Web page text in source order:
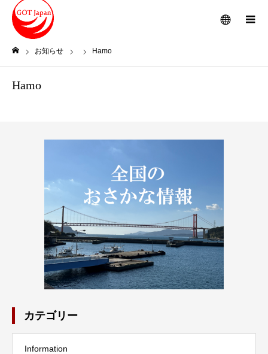
メニュー
お知らせ Hamo
Hamo
カテゴリー
Information